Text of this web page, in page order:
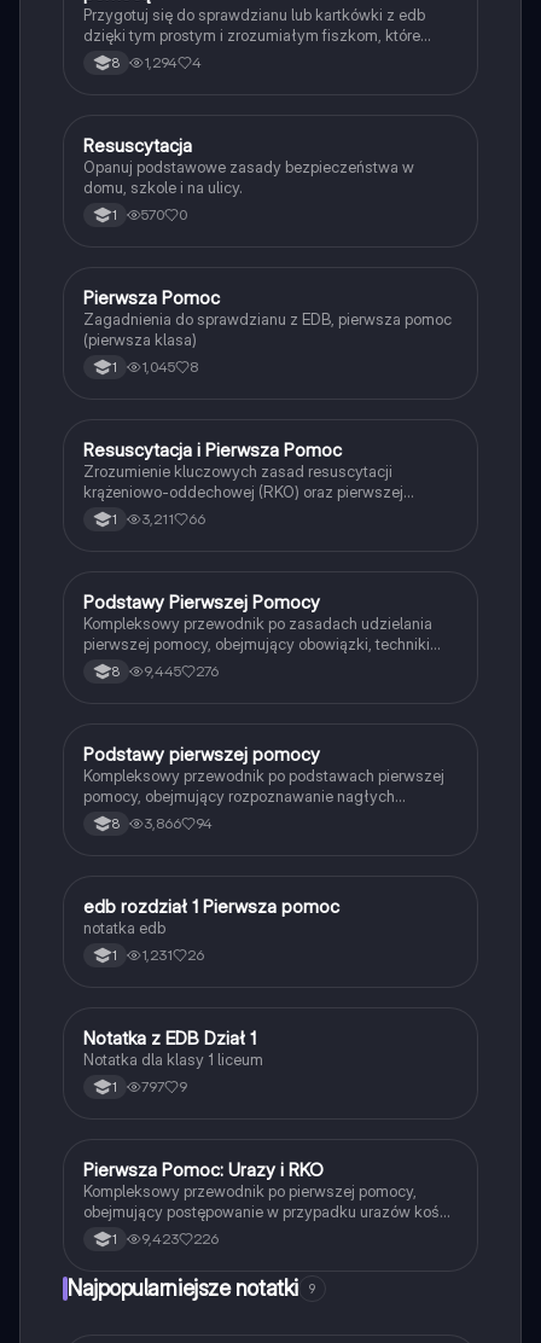
Przygotuj się do sprawdzianu lub kartkówki z edb
dzięki tym prostym i zrozumiałym fiszkom, które
wprowadzą Cię w podstawowe pojęcia z tej
dziedziny nauki.
8 1,294 4
REdukacja dla bezpieczeństwa
Resuscytacja
Opanuj podstawowe zasady bezpieczeństwa w
domu, szkole i na ulicy.
1 570 0
Edukacja dla bezpieczeństwa
Pierwsza Pomoc
Zagadnienia do sprawdzianu z EDB, pierwsza pomoc
(pierwsza klasa)
1 1,045 8
Edukacja dla bezpieczeństwa
Resuscytacja i Pierwsza Pomoc
Zrozumienie kluczowych zasad resuscytacji
krążeniowo-oddechowej (RKO) oraz pierwszej
pomocy w sytuacjach zagrożenia życia. Dowiedz się,
jak reagować w przypadku utraty przytomności, jakie
dotyczące postępowania w nagłych wypadkach oraz
numery alarmowe. Typ: prezentacja.
1 3,211 66
Edukacja dla bezpieczeństwa
Podstawy Pierwszej Pomocy
Kompleksowy przewodnik po zasadach udzielania
pierwszej pomocy, obejmujący obowiązki, techniki
resuscytacji, rodzaje ran oraz wyposażenie apteczki.
Idealny materiał do nauki dla każdego, kto chce być
8 9,445 276
Edukacja dla bezpieczeństwa
Podstawy pierwszej pomocy
Kompleksowy przewodnik po podstawach pierwszej
pomocy, obejmujący rozpoznawanie nagłych
zagrożeń zdrowotnych, resuscytację krążeniowo-
oddechową, tamowanie krwawień oraz postępowanie
jakie wyposażenie powinna zawierać apteczka
pierwszej pomocy.
8 3,866 94
Edukacja dla bezpieczeństwa
edb rozdział 1 Pierwsza pomoc
notatka edb
1 1,231 26
Edukacja dla bezpieczeństwa
Notatka z EDB Dział 1
Notatka dla klasy 1 liceum
1 797 9
Edukacja dla bezpieczeństwa
Pierwsza Pomoc: Urazy i RKO
Kompleksowy przewodnik po pierwszej pomocy,
obejmujący postępowanie w przypadku urazów kości
i stawów, oparzeń, odmrożeń oraz resuscytację
krążeniowo-oddechową (RKO). Dowiedz się, jak
tamować krwotoki oraz radzić sobie z ciałem obcym
1 9,423 226
Najpopularniejsze notatki 9